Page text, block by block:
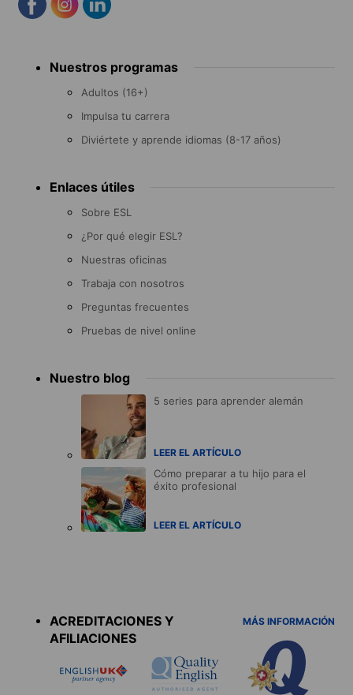
menu Nuestros programas
Adultos (16+)
Impulsa tu carrera
Diviértete y aprende idiomas (8-17 años)
Enlaces útiles
Sobre ESL
¿Por qué elegir ESL?
Nuestras oficinas
Trabaja con nosotros
Preguntas frecuentes
Pruebas de nivel online
Nuestro blog
5 series para aprender alemán
LEER EL ARTÍCULO
Cómo preparar a tu hijo para el
éxito profesional
LEER EL ARTÍCULO
ACREDITACIONES Y
AFILIACIONES
MÁS INFORMACIÓN